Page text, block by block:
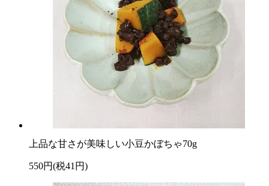
上品な甘さが美味しい小豆かぼちゃ70g
550円(税41円)